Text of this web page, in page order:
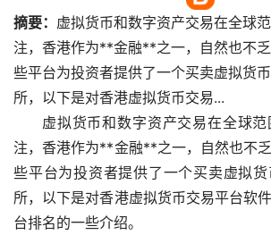
摘要： 虚拟货币和数字资产交易在全球
注，香港作为**金融**之一，自然也不
些平台为投资者提供了一个买卖虚拟货
所，以下是对香港虚拟货币交易...
虚拟货币和数字资产交易在全球
注，香港作为**金融**之一，自然也不
些平台为投资者提供了一个买卖虚拟
所，以下是对香港虚拟货币交易平台软
台排名的一些介绍。